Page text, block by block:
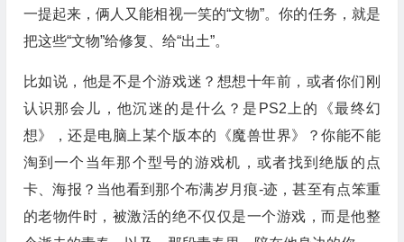
一提起来，俩人又能相视一笑的“文物”。你的任务，就是
把这些“文物”给修复、给“出土”。
比如说，他是不是个游戏迷？想想十年前，或者你们刚
认识那会儿，他沉迷的是什么？是PS2上的《最终幻
想》，还是电脑上某个版本的《魔兽世界》？你能不能
淘到一个当年那个型号的游戏机，或者找到绝版的点
卡、海报？当他看到那个布满岁月痕-迹，甚至有点笨重
的老物件时，被激活的绝不仅仅是一个游戏，而是他整